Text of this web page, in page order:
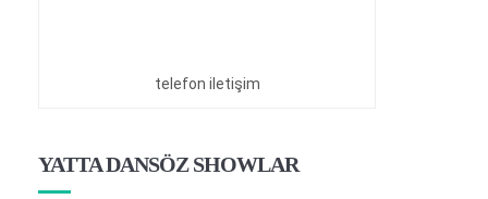
telefon iletişim
YATTA DANSÖZ SHOWLAR